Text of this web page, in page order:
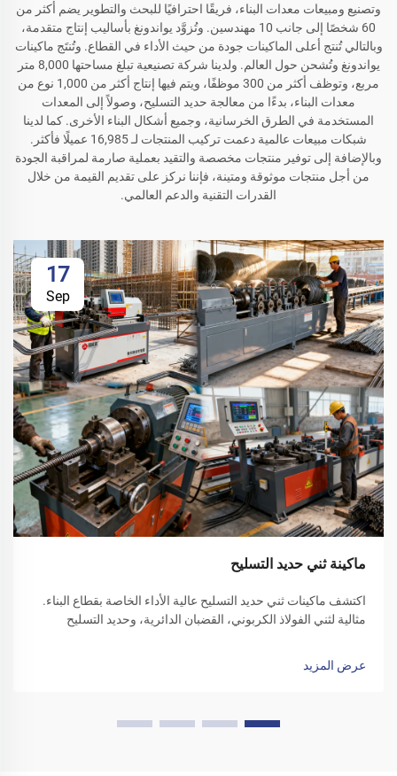
وتصنيع ومبيعات معدات البناء، فريقًا احترافيًا للبحث والتطوير يضم أكثر من
60 شخصًا إلى جانب 10 مهندسين. وتُزوَّد يواندونغ بأساليب إنتاج متقدمة،
وبالتالي تُنتج أعلى الماكينات جودة من حيث الأداء في القطاع. وتُنتَج ماكينات
يواندونغ وتُشحن حول العالم. ولدينا شركة تصنيعية تبلغ مساحتها 8,000 متر
مربع، وتوظف أكثر من 300 موظفًا، ويتم فيها إنتاج أكثر من 1,000 نوع من
معدات البناء، بدءًا من معالجة حديد التسليح، وصولاً إلى المعدات
المستخدمة في الطرق الخرسانية، وجميع أشكال البناء الأخرى. كما لدينا
شبكات مبيعات عالمية دعمت تركيب المنتجات لـ 16,985 عميلًا فأكثر.
وبالإضافة إلى توفير منتجات مخصصة والتقيد بعملية صارمة لمراقبة الجودة
من أجل منتجات موثوقة ومتينة، فإننا نركز على تقديم القيمة من خلال
القدرات التقنية والدعم العالمي.
17
Sep
ماكينة ثني حديد التسليح
اكتشف ماكينات ثني حديد التسليح عالية الأداء الخاصة بقطاع البناء.
مثالية لثني الفولاذ الكربوني، القضبان الدائرية، وحديد التسليح
عرض المزيد